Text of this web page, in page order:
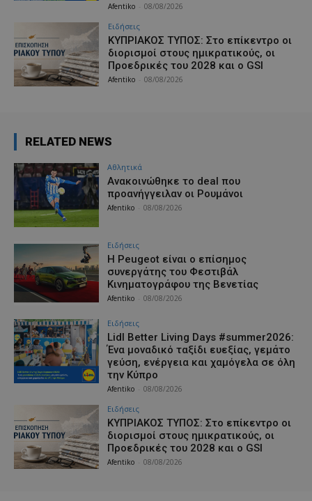
Afentiko 08/08/2026
Ειδήσεις
ΚΥΠΡΙΑΚΟΣ ΤΥΠΟΣ: Στο επίκεντρο οι
διορισμοί στους ημικρατικούς, οι
Προεδρικές του 2028 και ο GSI
Afentiko 08/08/2026
RELATED NEWS
Αθλητικά
Aνακοινώθηκε το deal που
προανήγγειλαν οι Ρουμάνοι
Afentiko 08/08/2026
Ειδήσεις
Η Peugeot είναι ο επίσημος
συνεργάτης του Φεστιβάλ
Κινηματογράφου της Βενετίας
Afentiko 08/08/2026
Ειδήσεις
Lidl Better Living Days #summer2026:
Ένα μοναδικό ταξίδι ευεξίας, γεμάτο
γεύση, ενέργεια και χαμόγελα σε όλη
την Κύπρο
Afentiko 08/08/2026
Ειδήσεις
ΚΥΠΡΙΑΚΟΣ ΤΥΠΟΣ: Στο επίκεντρο οι
διορισμοί στους ημικρατικούς, οι
Προεδρικές του 2028 και ο GSI
Afentiko 08/08/2026